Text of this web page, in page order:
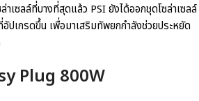
เซลล์ที่บางที่สุดแล้ว PSI ยังได้ออกชุดโซล่าเซลล์
เกรดขึ้น เพื่อมาเสริมทัพยกกำลังช่วยประหยัด
Plug 800W